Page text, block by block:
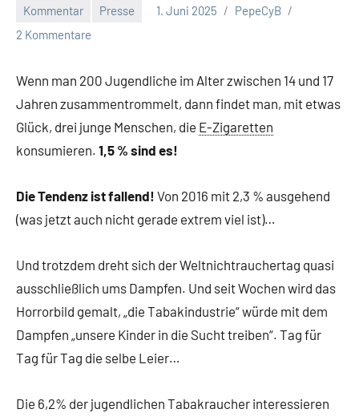
Kommentar Presse 1. Juni 2025
PepeCyB
2 Kommentare
Wenn man 200 Jugendliche im Alter zwischen 14 und 17
Jahren zusammentrommelt, dann findet man, mit etwas
Glück, drei junge Menschen, die E-Zigaretten
konsumieren. 1,5 % sind es!
Die Tendenz ist fallend! Von 2016 mit 2,3 % ausgehend
(was jetzt auch nicht gerade extrem viel ist)…
Und trotzdem dreht sich der Weltnichtrauchertag quasi
ausschließlich ums Dampfen. Und seit Wochen wird das
Horrorbild gemalt, „die Tabakindustrie“ würde mit dem
Dampfen „unsere Kinder in die Sucht treiben“. Tag für
Tag für Tag die selbe Leier…
Die 6,2% der jugendlichen Tabakraucher interessieren